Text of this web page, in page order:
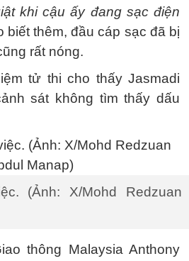
khi cậu ấy đang sạc điện
biết thêm, đầu cáp sạc đã bị
rất nóng.
tử thi cho thấy Jasmadi
sát không tìm thấy dấu
(Ảnh: X/Mohd Redzuan
thông Malaysia Anthony